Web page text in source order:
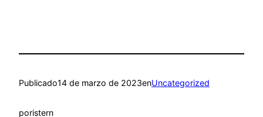
Publicado14 de marzo de 2023enUncategorized
poristern